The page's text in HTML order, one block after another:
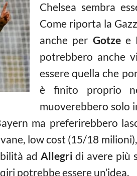
Chelsea sembra
Come riporta la
anche per Gotzee
potrebbero anche
essere quella che
è finito proprio
muoverebbero solo
ma preferirebbero
low cost (15/18
ad Allegri di avere più
potrebbe essere un’idea.